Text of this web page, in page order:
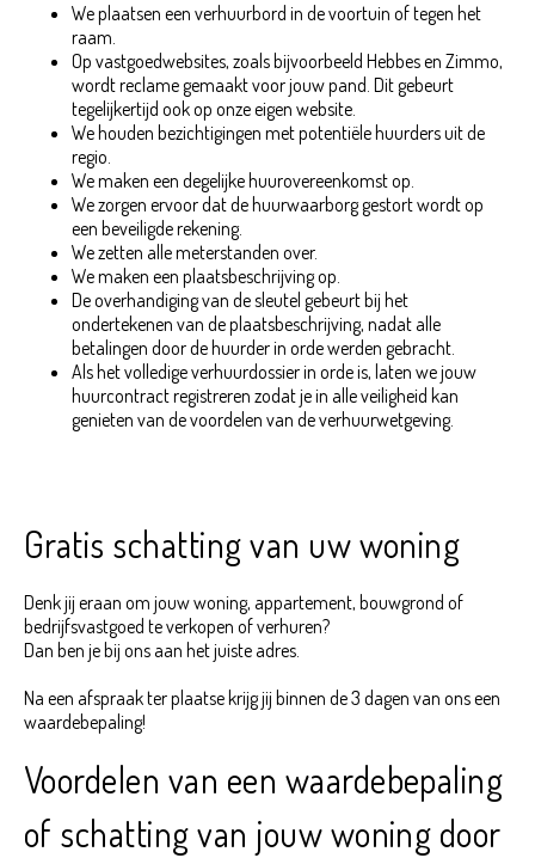
We plaatsen een verhuurbord in de voortuin of tegen het
raam.
Op vastgoedwebsites, zoals bijvoorbeeld Hebbes en Zimmo,
wordt reclame gemaakt voor jouw pand. Dit gebeurt
tegelijkertijd ook op onze eigen website.
We houden bezichtigingen met potentiële huurders uit de
regio.
We maken een degelijke huurovereenkomst op.
We zorgen ervoor dat de huurwaarborg gestort wordt op
een beveiligde rekening.
We zetten alle meterstanden over.
We maken een plaatsbeschrijving op.
De overhandiging van de sleutel gebeurt bij het
ondertekenen van de plaatsbeschrijving, nadat alle
betalingen door de huurder in orde werden gebracht.
Als het volledige verhuurdossier in orde is, laten we jouw
huurcontract registreren zodat je in alle veiligheid kan
genieten van de voordelen van de verhuurwetgeving.
Gratis schatting van uw woning
Denk jij eraan om jouw woning, appartement, bouwgrond of
bedrijfsvastgoed te verkopen of verhuren?
Dan ben je bij ons aan het juiste adres.
Na een afspraak ter plaatse krijg jij binnen de 3 dagen van ons een
waardebepaling!
Voordelen van een waardebepaling
of schatting van jouw woning door